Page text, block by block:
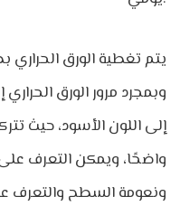
يتم تغطية الورق
وبمجرد مرور الورق
إلى اللون الأسود، حيث
واضحًا، ويمكن التعرف
ونعومة السطح والتعرف